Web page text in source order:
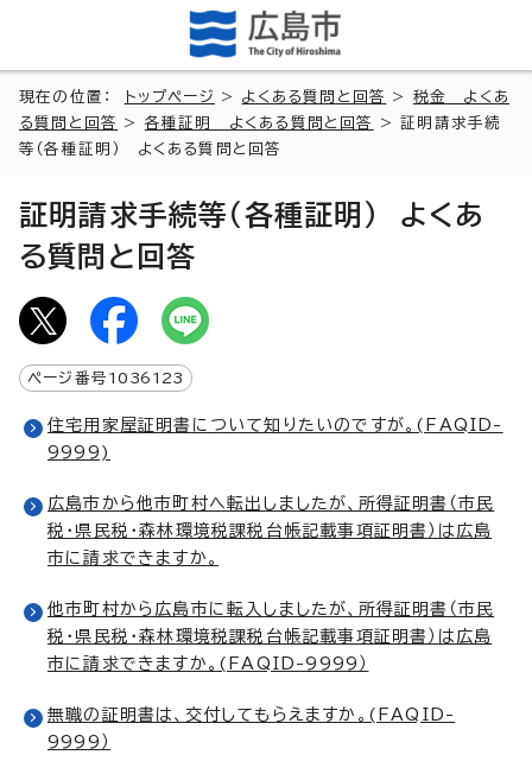
現在の位置： トップページ > よくある質問と回答 > 税金 よくあ
る質問と回答
> 各種証明 よくある質問と回答
> 証明請求手続
等（各種証明） よくある質問と回答
証明請求手続等（各種証明） よくあ
る質問と回答
ページ番号 1036123
住宅用家屋証明書について知りたいのですが。(FAQID-
9999)
広島市から他市町村へ転出しましたが、所得証明書（市民
税・県民税・森林環境税課税台帳記載事項証明書）は広島
市に請求できますか。
他市町村から広島市に転入しましたが、所得証明書（市民
税・県民税・森林環境税課税台帳記載事項証明書）は広島
市に請求できますか。(FAQID-9999）
無職の証明書は、交付してもらえますか。(FAQID-
9999）